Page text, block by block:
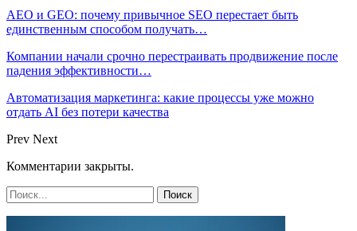
AEO и GEO: почему привычное SEO перестает быть
единственным способом получать…
Компании начали срочно перестраивать продвижение после
падения эффективности…
Автоматизация маркетинга: какие процессы уже можно
отдать AI без потери качества
Prev Next
Комментарии закрыты.